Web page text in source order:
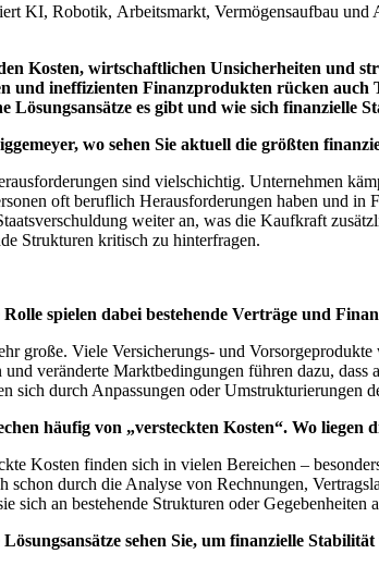
Kosten, wirtschaftlichen Unsicherheiten
und ineffizienten Finanzprodukten rücken
Lösungsansätze es gibt und wie sich
wo sehen Sie aktuell die größten
sind vielschichtig. Unternehmen
oft beruflich Herausforderungen haben und
weiter an, was die Kaufkraft
Strukturen kritisch zu hinterfragen.
spielen dabei bestehende Verträge und
große. Viele Versicherungs- und
veränderte Marktbedingungen führen dazu,
sich durch Anpassungen oder Umstrukturierungen
häufig von „versteckten Kosten“. Wo liegen
Kosten finden sich in vielen Bereichen –
schon durch die Analyse von Rechnungen,
sich an bestehende Strukturen oder Gegebenheiten
sehen Sie, um finanzielle